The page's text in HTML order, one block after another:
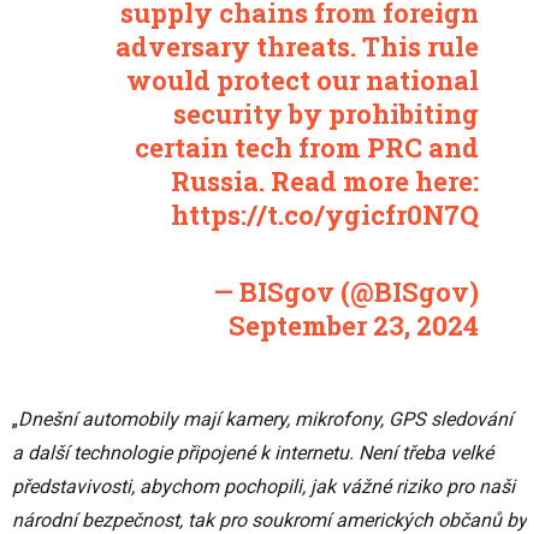
supply chains from foreign
adversary threats. This rule
would protect our national
security by prohibiting
certain tech from PRC and
Russia. Read more here:
https://t.co/ygicfr0N7Q
— BISgov (@BISgov)
September 23, 2024
„Dnešní automobily mají kamery, mikrofony, GPS sledování
a další technologie připojené k internetu. Není třeba velké
představivosti, abychom pochopili, jak vážné riziko pro naši
národní bezpečnost, tak pro soukromí amerických občanů by